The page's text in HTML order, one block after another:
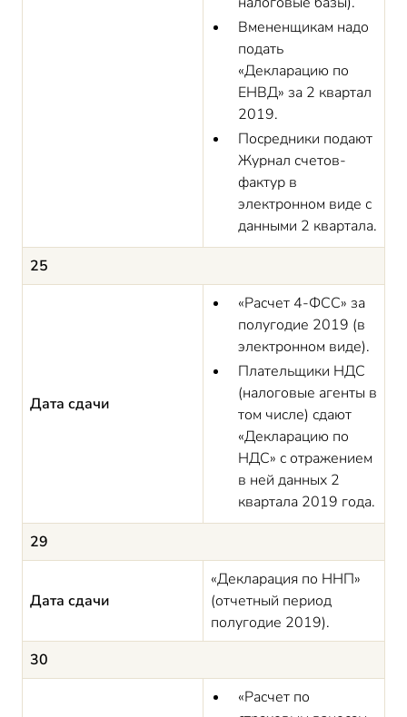
Вмененщикам надо
подать
«Декларацию по
ЕНВД» за 2 квартал
2019.
Посредники подают
Журнал счетов-
фактур в
электронном виде с
данными 2 квартала.
25
Дата сдачи
«Расчет 4-ФСС» за
полугодие 2019 (в
электронном виде).
Плательщики НДС
(налоговые агенты в
том числе) сдают
«Декларацию по
НДС» с отражением
в ней данных 2
квартала 2019 года.
29
Дата сдачи
«Декларация по ННП»
(отчетный период
полугодие 2019).
30
«Расчет по